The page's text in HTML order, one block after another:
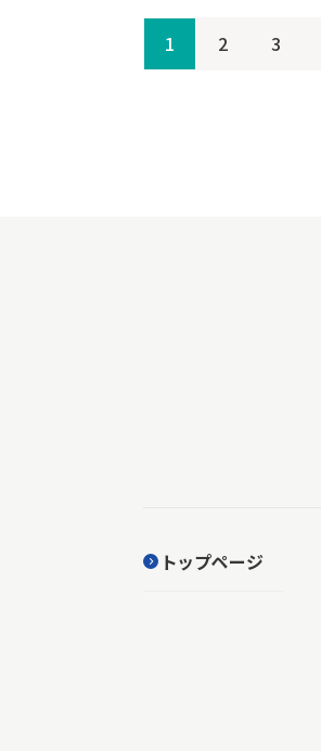
1 2 3
トップページ